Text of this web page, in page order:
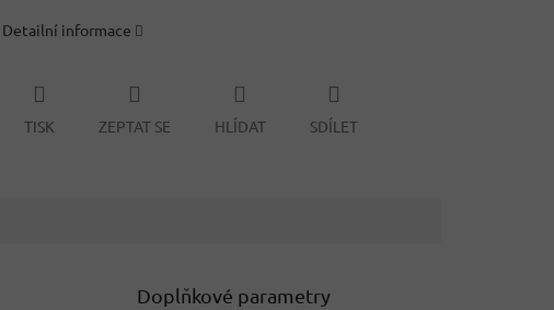
Detailní informace
TISK ZEPTAT SE HLÍDAT SDÍLET
Doplňkové parametry